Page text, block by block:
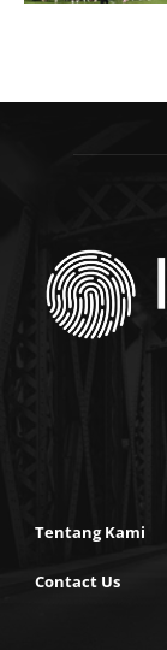
Tentang Kami
Contact Us